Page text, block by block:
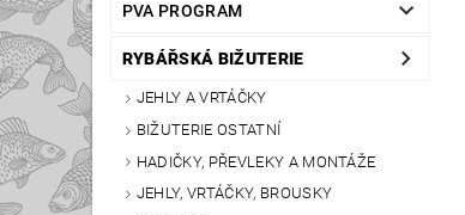
PVA PROGRAM
RYBÁŘSKÁ BIŽUTERIE
JEHLY A VRTÁČKY
BIŽUTERIE OSTATNÍ
HADIČKY, PŘEVLEKY A MONTÁŽE
JEHLY, VRTÁČKY, BROUSKY